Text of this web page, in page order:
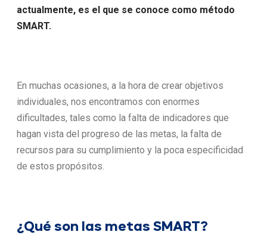
actualmente, es el que se conoce como método
SMART.
En muchas ocasiones, a la hora de crear objetivos
individuales, nos encontramos con enormes
dificultades, tales como la falta de indicadores que
hagan vista del progreso de las metas, la falta de
recursos para su cumplimiento y la poca especificidad
de estos propósitos.
¿Qué son las metas SMART?